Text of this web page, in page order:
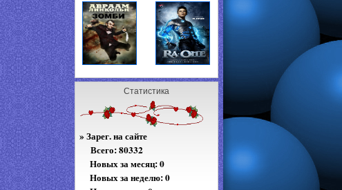
Статистика
» Зарег. на сайте
Всего:80332
Новых за месяц: 0
Новых за неделю: 0